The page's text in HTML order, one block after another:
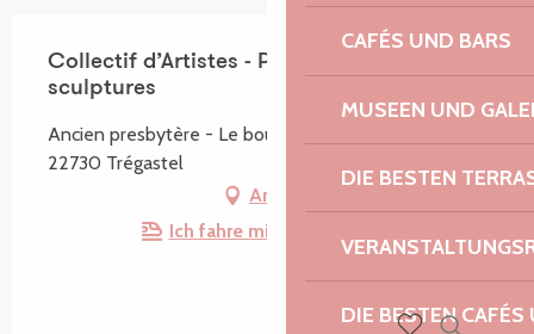
CAFÉS UND BARS
MUSEEN UND
DIE BESTEN
DIE BESTEN
Collectif d’Artistes - Peintures et
sculptures
Ancien presbytère - Le bourg, 2 Route du Calvaire,
22730 Trégastel
Anfahrt
Ich fahre mit dem Zug hin!